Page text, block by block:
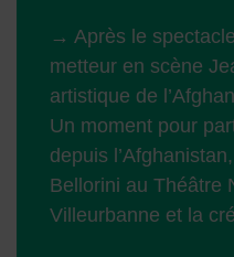
→ Après le
metteur en scène
artistique de
Un moment pour
depuis
Bellorini au Théâtre
Villeurbanne et la